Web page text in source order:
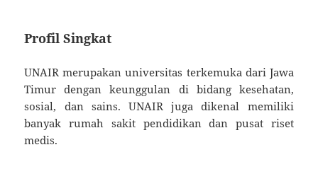
Profil Singkat
UNAIR merupakan universitas terkemuka dari Jawa
Timur dengan keunggulan di bidang kesehatan,
sosial, dan sains. UNAIR juga dikenal memiliki
banyak rumah sakit pendidikan dan pusat riset
medis.